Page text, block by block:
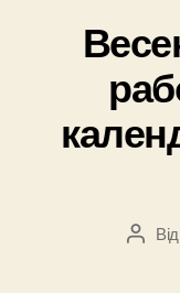
Автор
Від